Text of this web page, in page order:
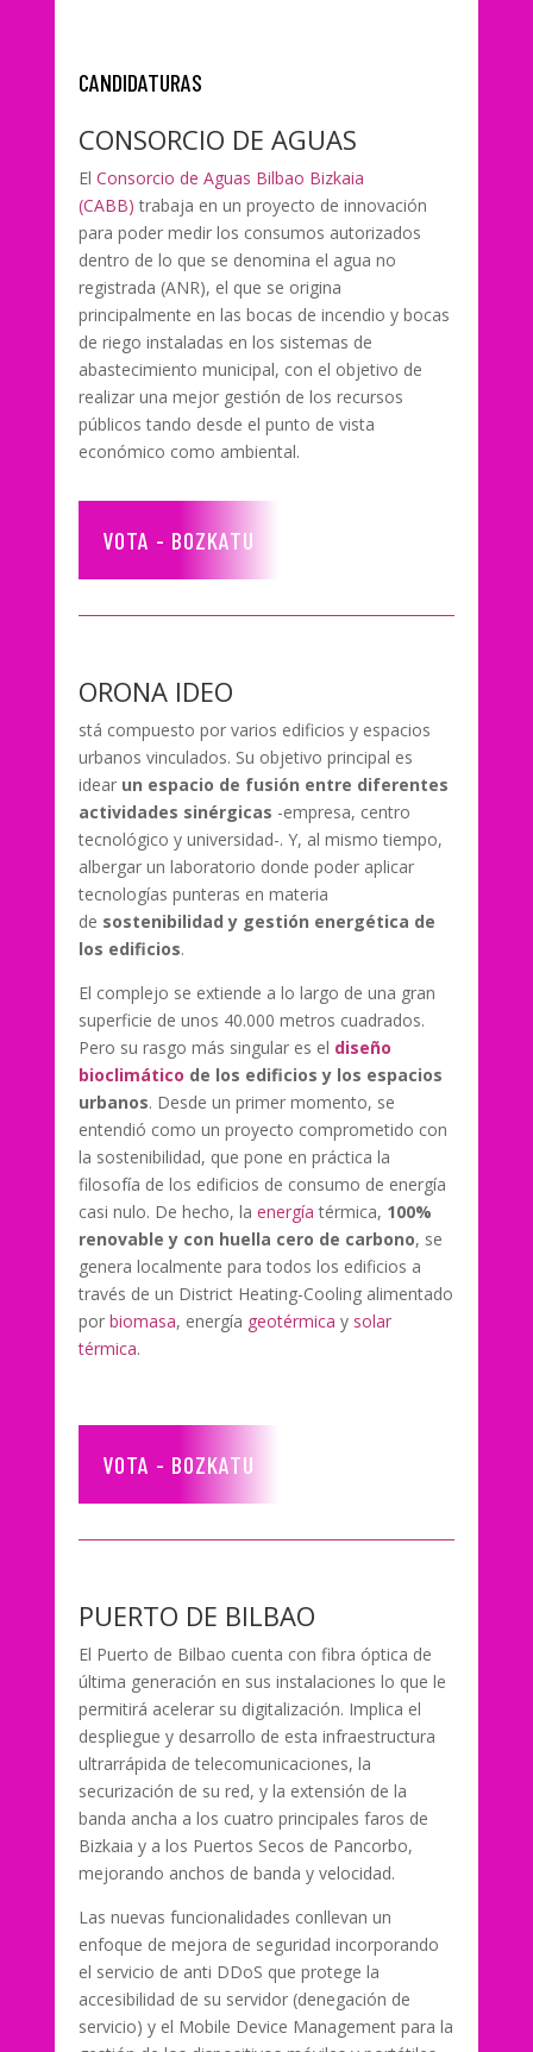
CANDIDATURAS
CONSORCIO DE AGUAS
El Consorcio de Aguas Bilbao Bizkaia
(CABB) trabaja en un proyecto de innovación
para poder medir los consumos autorizados
dentro de lo que se denomina el agua no
registrada (ANR), el que se origina
principalmente en las bocas de incendio y bocas
de riego instaladas en los sistemas de
abastecimiento municipal, con el objetivo de
realizar una mejor gestión de los recursos
públicos tando desde el punto de vista
económico como ambiental.
VOTA - BOZKATU
ORONA IDEO
stá compuesto por varios edificios y espacios
urbanos vinculados. Su objetivo principal es
idear un espacio de fusión entre diferentes
actividades sinérgicas -empresa, centro
tecnológico y universidad-. Y, al mismo tiempo,
albergar un laboratorio donde poder aplicar
tecnologías punteras en materia
de sostenibilidad y gestión energética de
los edificios.
El complejo se extiende a lo largo de una gran
superficie de unos 40.000 metros cuadrados.
Pero su rasgo más singular es el diseño
bioclimático de los edificios y los espacios
urbanos. Desde un primer momento, se
entendió como un proyecto comprometido con
la sostenibilidad, que pone en práctica la
filosofía de los edificios de consumo de energía
casi nulo. De hecho, la energía térmica, 100%
renovable y con huella cero de carbono, se
genera localmente para todos los edificios a
través de un District Heating-Cooling alimentado
por biomasa, energía geotérmica y solar
térmica.
VOTA - BOZKATU
PUERTO DE BILBAO
El Puerto de Bilbao cuenta con fibra óptica de
última generación en sus instalaciones lo que le
permitirá acelerar su digitalización. Implica el
despliegue y desarrollo de esta infraestructura
ultrarrápida de telecomunicaciones, la
securización de su red, y la extensión de la
banda ancha a los cuatro principales faros de
Bizkaia y a los Puertos Secos de Pancorbo,
mejorando anchos de banda y velocidad.
Las nuevas funcionalidades conllevan un
enfoque de mejora de seguridad incorporando
el servicio de anti DDoS que protege la
accesibilidad de su servidor (denegación de
servicio) y el Mobile Device Management para la